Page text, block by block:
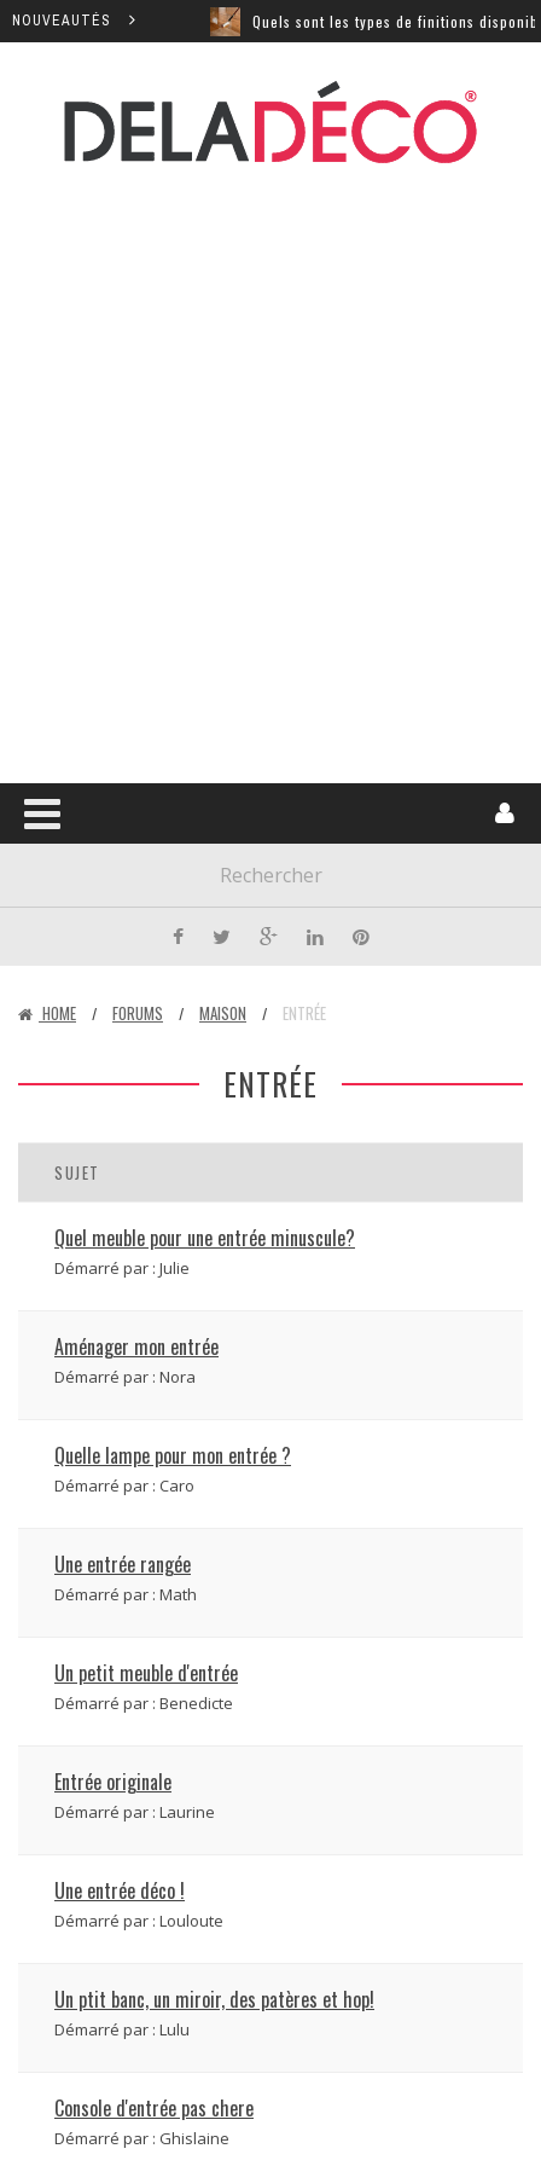
NOUVEAUTÉS
? Quels sont les types de finitions
HOME / FORUMS / MAISON / ENTRÉE
ENTRÉE
SUJET
Quel meuble pour une entrée minuscule?
Démarré par : Julie
Aménager mon entrée
Démarré par : Nora
Quelle lampe pour mon entrée ?
Démarré par : Caro
Une entrée rangée
Démarré par : Math
Un petit meuble d'entrée
Démarré par : Benedicte
Entrée originale
Démarré par : Laurine
Une entrée déco !
Démarré par : Louloute
Un ptit banc, un miroir, des patères et hop!
Démarré par : Lulu
Console d'entrée pas chere
Démarré par : Ghislaine